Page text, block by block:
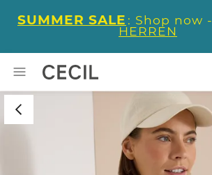
SUMMER SALE : Shop now -
HERREN